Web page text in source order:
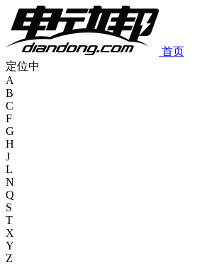
首页
定位中
A
B
C
F
G
H
J
L
N
Q
S
T
X
Y
Z